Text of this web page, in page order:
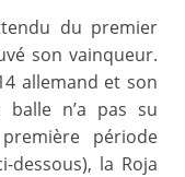
du premier
son vainqueur.
allemand et son
balle n’a pas su
période
la Roja